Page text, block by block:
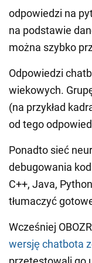
odpowiedzi na
na podstawie
można szybko
Odpowiedzi
wiekowych.
(na przykład
od tego
Ponadto sieć
debugowania
C++, Java,
tłumaczyć
Wcześniej
wersję chatbota